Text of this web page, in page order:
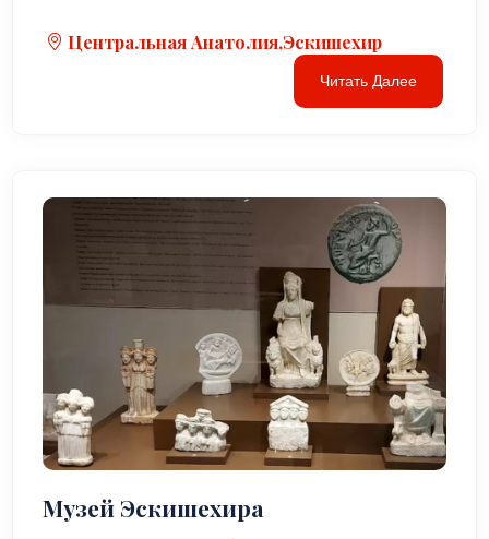
Центральная Анатолия,Эскишехир
Читать Далее
Музей Эскишехира